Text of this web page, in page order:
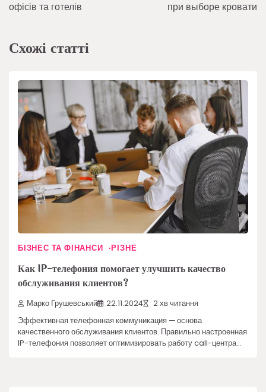
офісів та готелів при выборе кровати
Схожі статті
БІЗНЕС ТА ФІНАНСИ РІЗНЕ
Как IP-телефония помогает улучшить качество
обслуживания клиентов?
Марко Грушевський 22.11.2024 2 хв читання
Эффективная телефонная коммуникация — основа
качественного обслуживания клиентов. Правильно настроенная
IP-телефония позволяет оптимизировать работу call-центра…